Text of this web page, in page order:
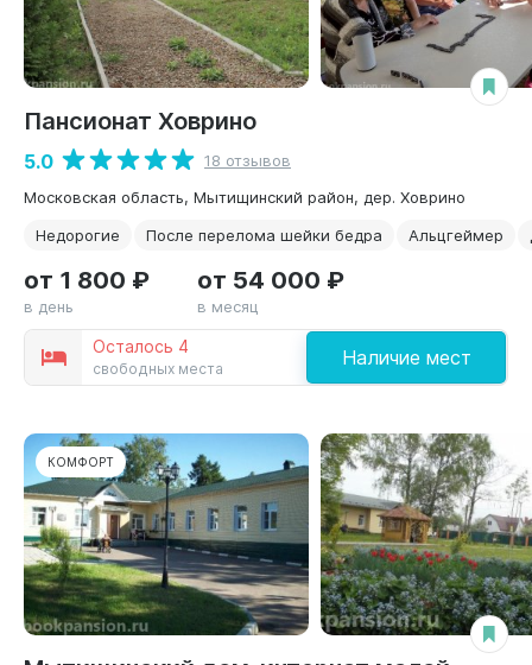
Пансионат Ховрино
5.0
18 отзывов
Московская область, Мытищинский район, дер. Ховрино
Недорогие
После перелома шейки бедра Альцгеймер
Осталось 4
свободных места Наличие мест
от 1 800 ₽
в день
от 54 000 ₽
в месяц
КОМФОРТ